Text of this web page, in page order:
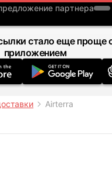
партнера
стало еще проще
приложением
Airterra